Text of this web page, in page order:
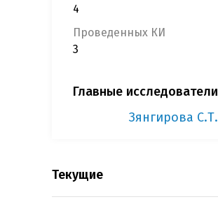
4
Проведенных КИ
3
Главные исследователи
Зянгирова С.Т.
Текущие